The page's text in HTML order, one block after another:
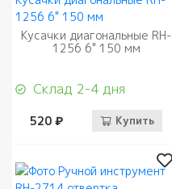
Кусачки диагональные RH-
1256 6" 150 мм
Склад 2-4 дня
520 ₽ Купить